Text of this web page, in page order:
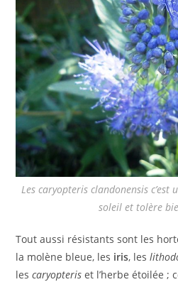
Les caryopteris clandonensis c’est
soleil et tolère
Tout aussi résistants sont les
la molène bleue, les iris, les
lescaryopteris et l’herbe étoilée ;